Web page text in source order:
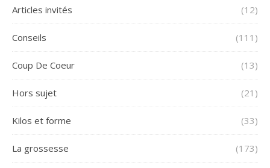
Articles invités (12)
Conseils (111)
Coup De Coeur (13)
Hors sujet (21)
Kilos et forme (33)
La grossesse (173)